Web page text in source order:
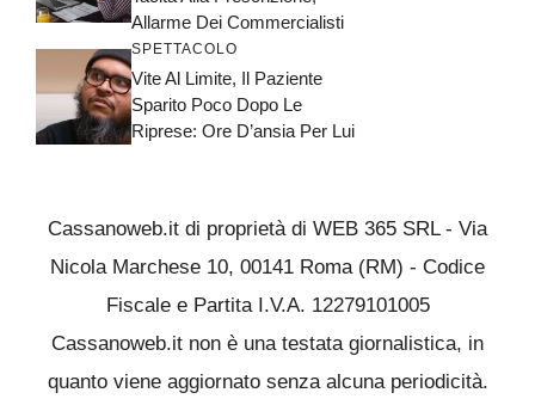
Allarme Dei Commercialisti
SPETTACOLO
Vite Al Limite, Il Paziente
Sparito Poco Dopo Le
Riprese: Ore D’ansia Per Lui
Cassanoweb.it di proprietà di WEB 365 SRL - Via
Nicola Marchese 10, 00141 Roma (RM) - Codice
Fiscale e Partita I.V.A. 12279101005
Cassanoweb.it non è una testata giornalistica, in
quanto viene aggiornato senza alcuna periodicità.